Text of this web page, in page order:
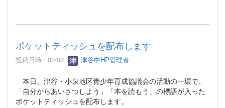
ポケットティッシュを配布します
投稿日時 : 03/02 津谷中HP管理者
本日、津谷・小泉地区青少年育成協議会の活動の一環で、
「自分からあいさつしよう」「本を読もう」の標語が入った
ポケットティッシュを配布します。